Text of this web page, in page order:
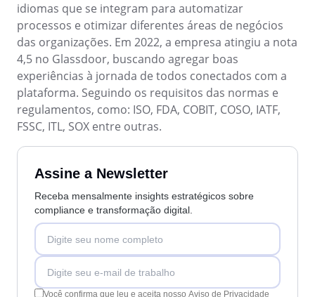
Supplier
Supply
Time Control
Agronegócio
Alimentos e Bebidas
Automotivo
Energia e Utilidade Pública
Engenharia e Construção
Serviços de Saúde
Serviços Financeiros
Setor Público
Tecnologia
Transporte e Logística
Aeroespacial e Defesa
Bens de Consumo
Educação
Meeting
MSA
OKR
PDM
Portfolio
Protocol
Request
Requirement
ISO 55000
ISO 13485
ITIL
ISO 14971
idiomas que se integram para automatizar
processos e otimizar diferentes áreas de negócios
das organizações. Em 2022, a empresa atingiu a nota
4,5 no Glassdoor, buscando agregar boas
experiências à jornada de todos conectados com a
plataforma. Seguindo os requisitos das normas e
regulamentos, como: ISO, FDA, COBIT, COSO, IATF,
FSSC, ITL, SOX entre outras.
Assine a Newsletter
Receba mensalmente insights estratégicos sobre
compliance e transformação digital.
Você confirma que leu e aceita nosso Aviso de Privacidade